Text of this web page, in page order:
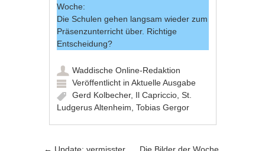
Woche:
Die Schulen gehen langsam wieder zum
Präsenzunterricht über. Richtige
Entscheidung?
Waddische Online-Redaktion
Veröffentlicht inAktuelle Ausgabe
Gerd Kolbecher, Il Capriccio,St.
Ludgerus Altenheim,Tobias Gergor